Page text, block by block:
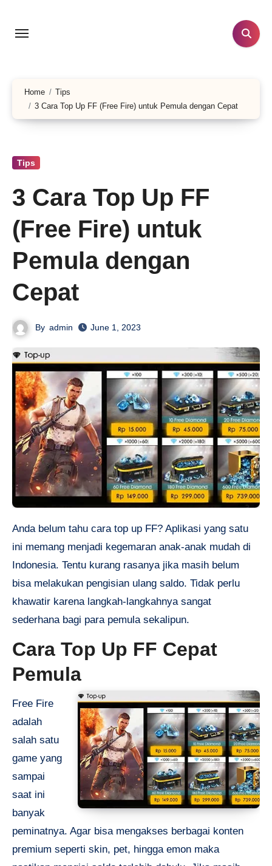
Home
Tips
3 Cara Top Up FF (Free Fire) untuk Pemula dengan Cepat
Tips
3 Cara Top Up FF
(Free Fire) untuk
Pemula dengan
Cepat
By admin June 1, 2023
Anda belum tahu cara top up FF? Aplikasi yang satu
ini memang menjadi kegemaran anak-anak mudah di
Indonesia. Tentu kurang rasanya jika masih belum
bisa melakukan pengisian ulang saldo. Tidak perlu
khawatir karena langkah-langkahnya sangat
sederhana bagi para pemula sekalipun.
Cara Top Up FF Cepat
Pemula
Free Fire
adalah
salah satu
game yang
sampai
saat ini
banyak
peminatnya. Agar bisa mengakses berbagai konten
premium seperti skin, pet, hingga emon maka